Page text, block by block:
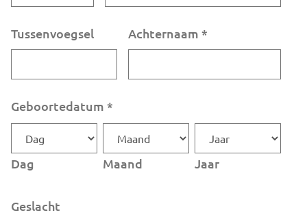
Tussenvoegsel Achternaam *
Geboortedatum *
Dag Maand Jaar
Geslacht